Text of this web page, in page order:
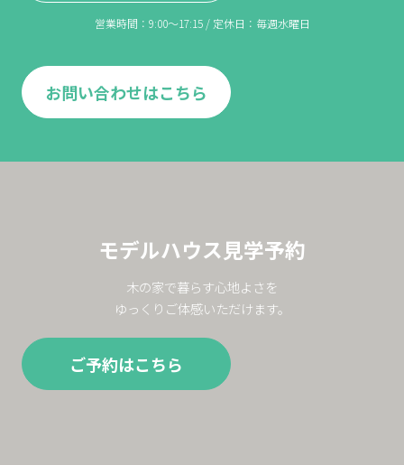
営業時間：9:00〜17:15 / 定休日：毎週水曜日
お問い合わせはこちら
モデルハウス見学予約
木の家で暮らす心地よさを
ゆっくりご体感いただけます。
ご予約はこちら